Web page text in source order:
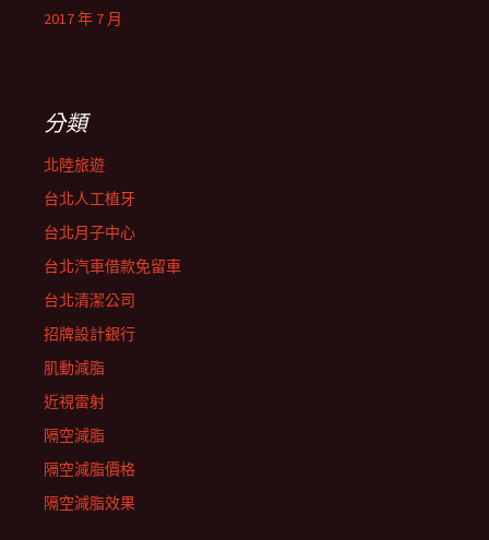
2017 年 7 月
分類
北陸旅遊
台北人工植牙
台北月子中心
台北汽車借款免留車
台北清潔公司
招牌設計銀行
肌動減脂
近視雷射
隔空減脂
隔空減脂價格
隔空減脂效果